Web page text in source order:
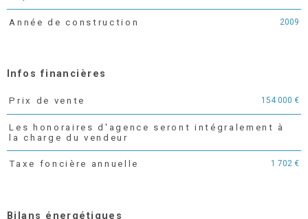
Année de construction 2009
Infos financières
Caractéristiques Valeurs
Prix de vente 154 000 €
Les honoraires d'agence seront intégralement à
la charge du vendeur
Taxe foncière annuelle 1 702 €
Bilans énergétiques